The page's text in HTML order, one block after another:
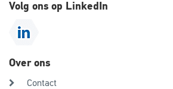
Volg ons op LinkedIn
Over ons
Contact